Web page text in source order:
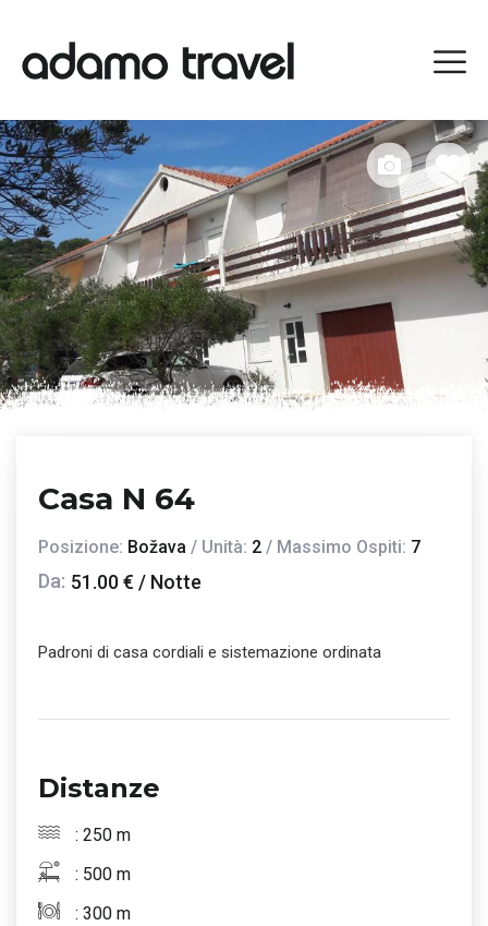
Casa N 64
Posizione: Božava / Unità: 2 / Massimo Ospiti: 7
Da: 51.00 € / Notte
Padroni di casa cordiali e sistemazione ordinata
Distanze
: 250 m
: 500 m
: 300 m